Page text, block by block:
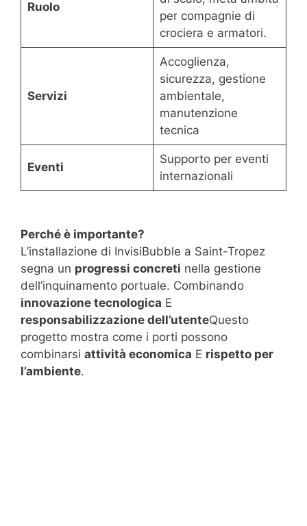
Ruolo
per compagnie di
crociera e armatori.
Servizi
Accoglienza,
sicurezza, gestione
ambientale,
manutenzione
tecnica
Eventi
Supporto per eventi
internazionali
Perché è importante?
L’installazione di InvisiBubble a Saint-Tropez
segna un progressi concreti nella gestione
dell’inquinamento portuale. Combinando
innovazione tecnologica E
responsabilizzazione dell’utenteQuesto
progetto mostra come i porti possono
combinarsi attività economica E rispetto per
l’ambiente.